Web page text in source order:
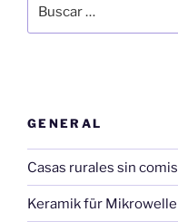
por:
GENERAL
Casas rurales sin
Keramik für